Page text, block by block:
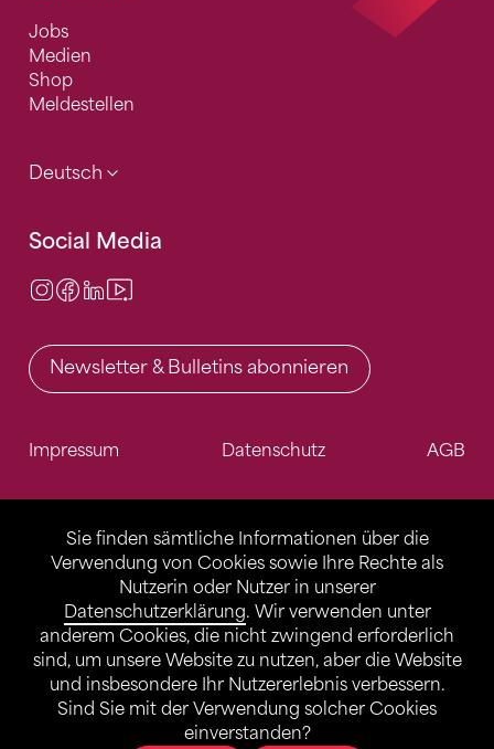
Sie finden sämtliche Informationen über die
Verwendung von Cookies sowie Ihre Rechte als
Nutzerin oder Nutzer in unserer
Datenschutzerklärung. Wir verwenden unter
anderem Cookies, die nicht zwingend erforderlich
sind, um unsere Website zu nutzen, aber die Website
und insbesondere Ihr Nutzererlebnis verbessern.
Sind Sie mit der Verwendung solcher Cookies
einverstanden?
Jobs
Medien
Shop
Meldestellen
Deutsch
Social Media
Instagram
Facebook
LinkedIn
Newsletter & Bulletins abonnieren
Impressum Datenschutz AGB